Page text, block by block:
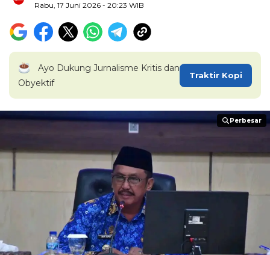
Rabu, 17 Juni 2026 - 20:23 WIB
Ayo Dukung Jurnalisme Kritis dan
Obyektif
Traktir Kopi
Perbesar
Perbesar